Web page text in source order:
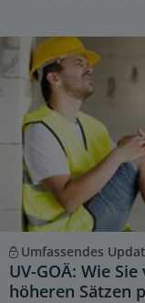
Umfassendes
UV-GOÄ: Wie
höheren Sätzen